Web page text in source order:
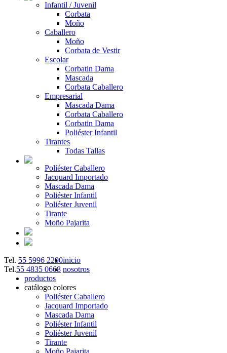
Infantil / Juvenil
Corbata
Moño
Caballero
Moño
Corbata de Vestir
Escolar
Corbatin Dama
Mascada
Corbata Caballero
Empresarial
Mascada Dama
Corbata Caballero
Corbatin Dama
Poliéster Infantil
Tirantes
Todas Tallas
Poliéster Caballero
Jacquard Importado
Mascada Dama
Poliéster Infantil
Poliéster Juvenil
Tirante
Moño Pajarita
Tel. 55 5996 2290
Tel.55 4835 0668
inicio
nosotros
productos
catálogo colores
Poliéster Caballero
Jacquard Importado
Mascada Dama
Poliéster Infantil
Poliéster Juvenil
Tirante
Moño Pajarita